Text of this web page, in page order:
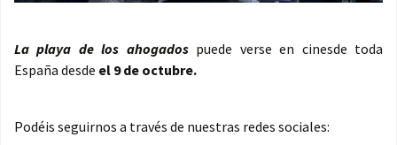
La playa de los ahogadospuede verse en cinesde toda
España desde el 9 de octubre.
Podéis seguirnos a través de nuestras redes sociales: